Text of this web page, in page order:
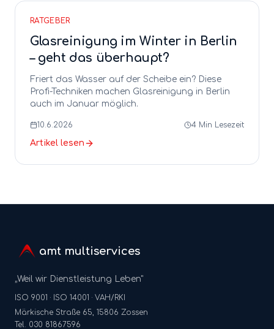
RATGEBER
Glasreinigung im Winter in Berlin
– geht das überhaupt?
Friert das Wasser auf der Scheibe ein? Diese
Profi-Techniken machen Glasreinigung in Berlin
auch im Januar möglich.
10.6.2026 4 Min Lesezeit
Artikel lesen
amt multiservices
„Weil wir Dienstleistung Leben"
ISO 9001 · ISO 14001 · VAH/RKI
Märkische Straße 65, 15806 Zossen
Tel. 030 81867596